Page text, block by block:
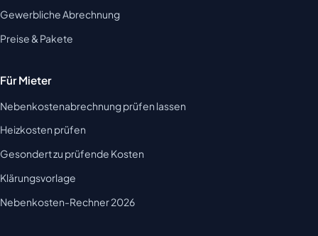
Gewerbliche Abrechnung
Preise & Pakete
Für Mieter
Nebenkostenabrechnung prüfen lassen
Heizkosten prüfen
Gesondert zu prüfende Kosten
Klärungsvorlage
Nebenkosten-Rechner 2026